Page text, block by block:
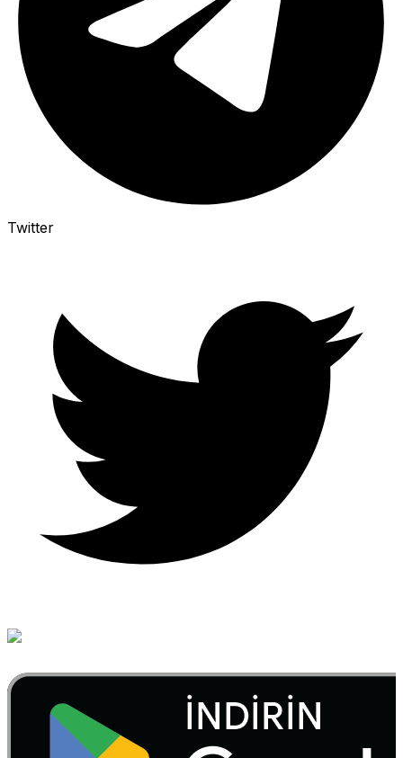
Twitter